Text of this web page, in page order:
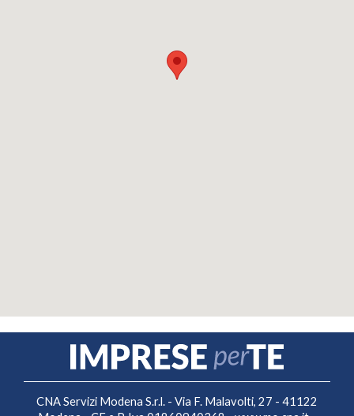
CNA Servizi Modena S.r.l. - Via F. Malavolti, 27 - 41122